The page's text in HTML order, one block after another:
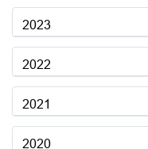
2023
2022
2021
2020